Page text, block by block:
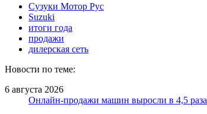
Сузуки Мотор Рус
Suzuki
итоги года
продажи
дилерская сеть
Новости по теме:
6 августа 2026
Онлайн-продажи машин выросли в 4,5 раза